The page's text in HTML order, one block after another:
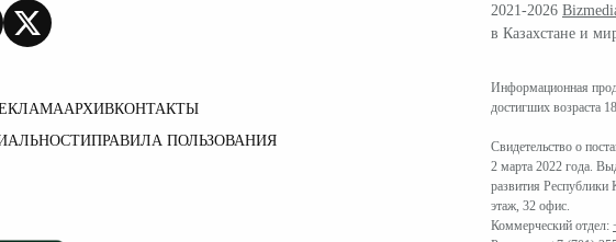
АРХИВКОНТАКТЫ
ПРАВИЛА ПОЛЬЗОВАНИЯ
2021-2026
в Казахстане и
Информационная
достигших возраста
Свидетельство о
2 марта 2022 года.
развития Республики
этаж, 32 офис.
Коммерческий отдел: